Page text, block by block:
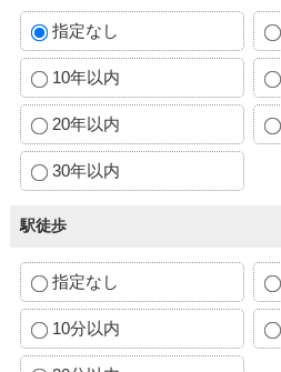
指定なし
10年以内
20年以内
30年以内
駅徒歩
指定なし
10分以内